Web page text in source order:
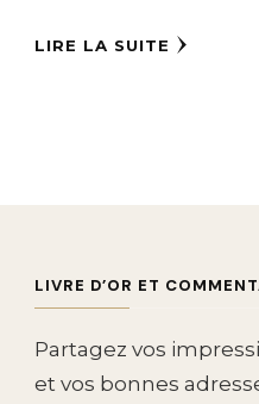
LIRE LA SUITE
LIVRE D’OR ET
Partagez vos
et vos bonnes